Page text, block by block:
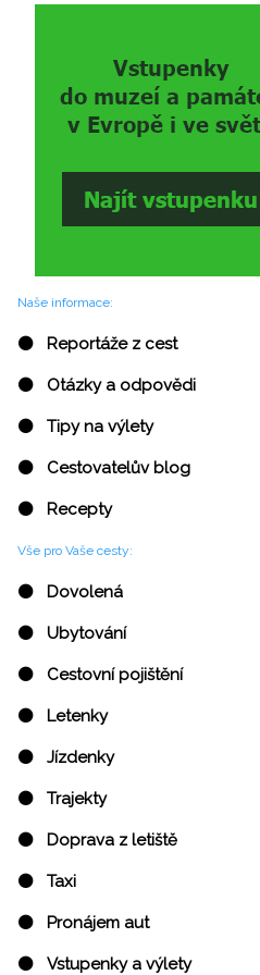
Naše informace:
⚫ Reportáže z cest
⚫ Otázky a odpovědi
⚫ Tipy na výlety
⚫ Cestovatelův blog
⚫ Recepty
Vše pro Vaše cesty:
⚫ Dovolená
⚫ Ubytování
⚫ Cestovní pojištění
⚫ Letenky
⚫ Jízdenky
⚫ Trajekty
⚫ Doprava z letiště
⚫ Taxi
⚫ Pronájem aut
⚫ Vstupenky a výlety